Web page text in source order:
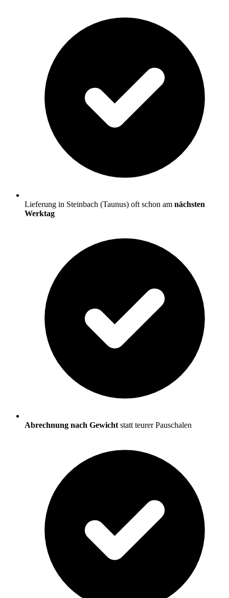
Lieferung in Steinbach (Taunus) oft schon am nächsten
Werktag
Abrechnung nach Gewichtstatt teurer Pauschalen